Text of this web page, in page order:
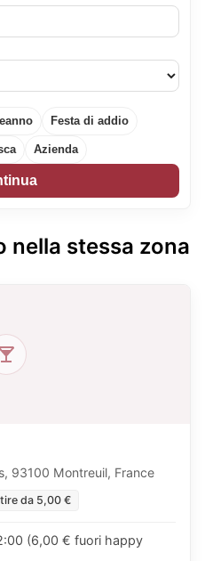
Festa di addio
Azienda
nella stessa zona
93100 Montreuil, France
da 5,00 €
(6,00 € fuori happy